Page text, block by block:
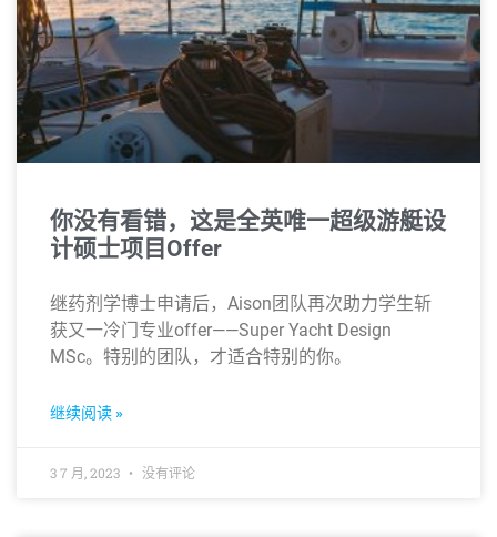
你没有看错，这是全英唯一超级游艇设
计硕士项目Offer
继药剂学博士申请后，Aison团队再次助力学生斩
获又一冷门专业offer——Super Yacht Design
MSc。特别的团队，才适合特别的你。
继续阅读 »
3 7 月, 2023 没有评论